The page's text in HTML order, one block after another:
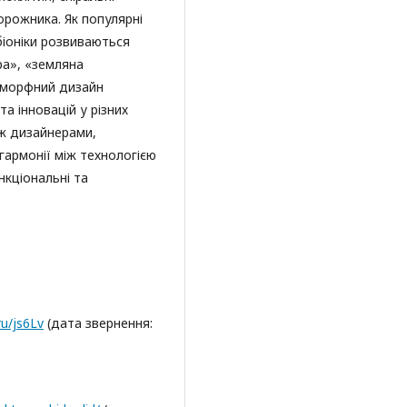
Як популярні
розвиваються
«земляна
дизайн
інновацій у різних
дизайнерами,
між технологією
та
js6Lv (дата звернення: